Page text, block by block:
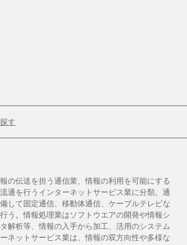
す
の伝送を担う通信業、情報の利用を可能にする
通を行うインターネットサービス業に分類。通
して固定通信、移動体通信、ケーブルテレビな
う。情報処理業はソフトウエアの開発や情報シ
解析等、情報の入手から加工、活用のシステム
ネットサービス業は、情報の双方向性や多様な